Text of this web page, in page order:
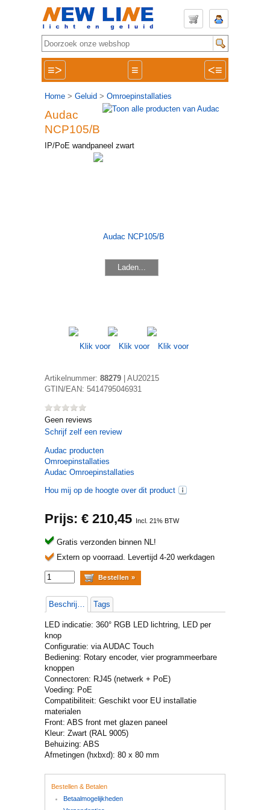
≡> ≡ <≡
Home > Geluid > Omroepinstallaties
Audac
NCP105/B
IP/PoE wandpaneel zwart
Laden...
Artikelnummer: 88279
AU20215
GTIN/EAN: 5414795046931
Geen reviews
Schrijf zelf een review
Audac producten
Omroepinstallaties
Audac Omroepinstallaties
Hou mij op de hoogte over dit product
Prijs: € 210,45 Incl. 21% BTW
Gratis verzonden binnen NL!
Extern op voorraad. Levertijd 4-20 werkdagen
Beschrijving Tags
LED indicatie: 360° RGB LED lichtring, LED per
knop
Configuratie: via AUDAC Touch
Bediening: Rotary encoder, vier programmeerbare
knoppen
Connectoren: RJ45 (netwerk + PoE)
Voeding: PoE
Compatibiliteit: Geschikt voor EU installatie
materialen
Front: ABS front met glazen paneel
Kleur: Zwart (RAL 9005)
Behuizing: ABS
Afmetingen (hxbxd): 80 x 80 mm
Bestellen & Betalen
Betaalmogelijkheden